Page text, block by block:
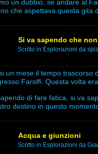
un dubbio, se andare al
che aspettava questa gita
Si va sapendo che
Scritto in Esplorazioni da
un mese il tempo
Farolfi. Questa volta
di fare fatica, si va
destino in questo
Acqua e giunzioni
Scritto in Esplorazioni da